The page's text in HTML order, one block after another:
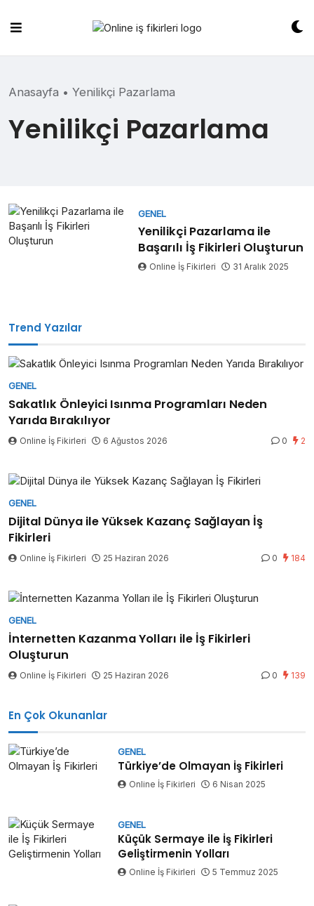
content
Anasayfa • Yenilikçi Pazarlama
Yenilikçi Pazarlama
GENEL
Yenilikçi Pazarlama ile
Başarılı İş Fikirleri Oluşturun
Online İş Fikirleri 31 Aralık 2025
Trend Yazılar
GENEL
Sakatlık Önleyici Isınma Programları Neden
Yarıda Bırakılıyor
Online İş Fikirleri 6 Ağustos 2026 0 2
GENEL
Dijital Dünya ile Yüksek Kazanç Sağlayan İş
Fikirleri
Online İş Fikirleri 25 Haziran 2026 0 184
GENEL
İnternetten Kazanma Yolları ile İş Fikirleri
Oluşturun
Online İş Fikirleri 25 Haziran 2026 0 139
En Çok Okunanlar
GENEL
Türkiye’de Olmayan İş Fikirleri
Online İş Fikirleri 6 Nisan 2025
GENEL
Küçük Sermaye ile İş Fikirleri
Geliştirmenin Yolları
Online İş Fikirleri 5 Temmuz 2025